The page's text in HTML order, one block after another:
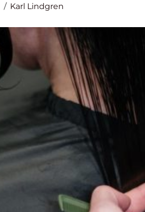
Karl Lindgren